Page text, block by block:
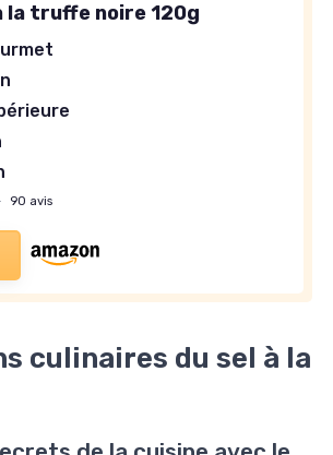
la truffe noire 120g
90 avis
culinaires du sel à la